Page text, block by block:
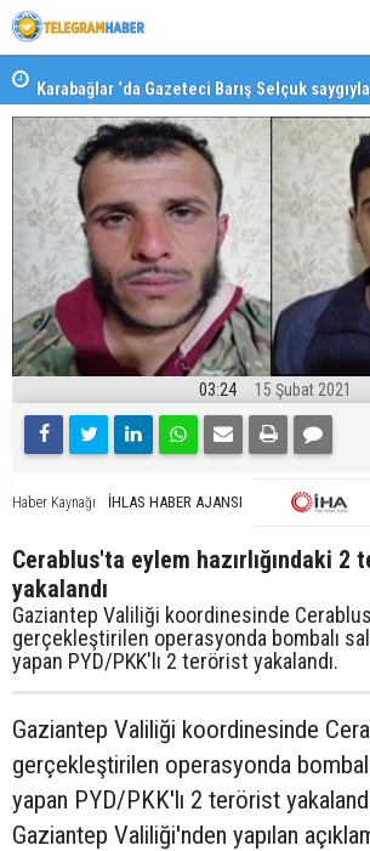
Karabağlar ‘da Gazeteci Barış Selçuk saygıyla
03:24 15 Şubat 2021
Haber Kaynağı İHLAS HABER AJANSI
Cerablus'ta eylem hazırlığındaki 2
yakalandı
Gaziantep Valiliği koordinesinde
gerçekleştirilen operasyonda bombalı
yapan PYD/PKK'lı 2 terörist yakalandı.
Gaziantep Valiliği koordinesinde
gerçekleştirilen operasyonda
yapan PYD/PKK'lı 2 terörist
Gaziantep Valiliği'nden yapılan